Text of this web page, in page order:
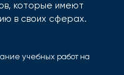
которые имеют
в своих сферах.
учебных работ на